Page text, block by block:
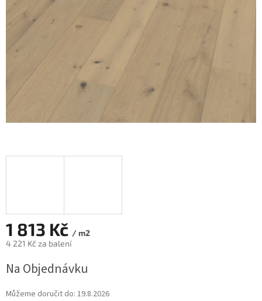
hvězdiček.
1 813 Kč / m2
4 221 Kč za balení
cena:
Na Objednávku
Můžeme doručit do: 19.8.2026